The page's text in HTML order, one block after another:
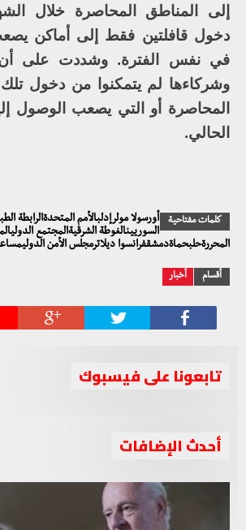
إلى المناطق المحاصرة خلال
دخول قافلتين فقط إلى أماكن
في نفس الفترة. وشددت على أن
وشركاءها لم يتمكنوا من دخول
المحاصرة أو التي يصعب الوصول
الحالي.
كلمات مفتاحية
أورسولا مولرإدلبالأمم المتحدةالرابطة
السوريينالغوطة الشرقيةالمجتمع
المحررةحلبحماةدمشقفرانسوا ديلاترمجلس الأمن
أقسام أخبار
تابعونا على فيسبوك
أحدث الإضافات